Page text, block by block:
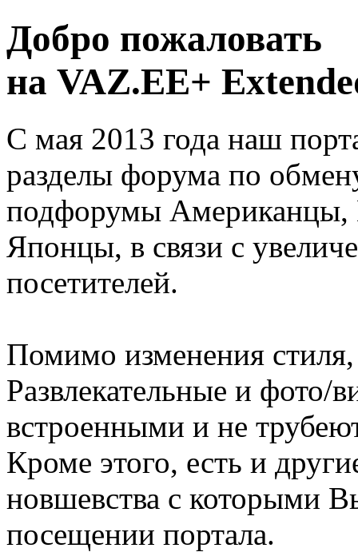
Добро пожаловать
на VAZ.EE+
С мая 2013 года наш
разделы форума по
подфорумы
Японцы, в связи с
посетителей.
Помимо изменения
Развлекательные и фото/
встроенными и не
Кроме этого, есть и
новшевства с которыми
посещении портала.